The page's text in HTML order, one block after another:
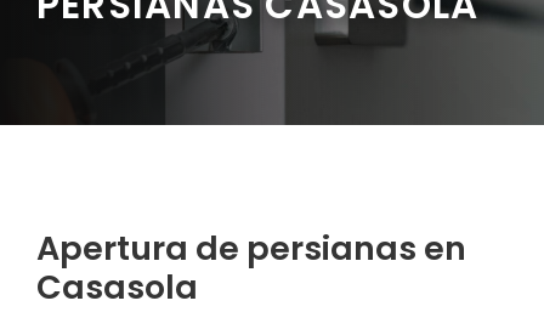
Apertura de persianas en
Casasola